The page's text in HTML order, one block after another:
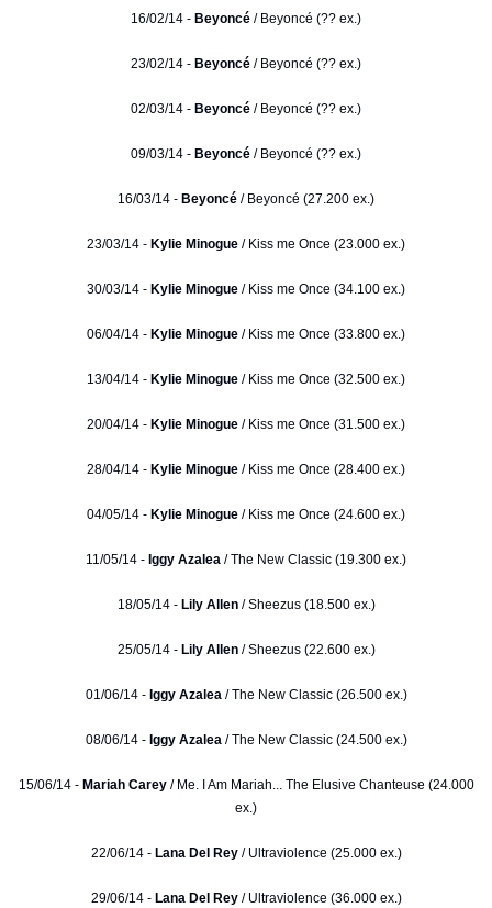
16/02/14 - Beyoncé / Beyoncé (?? ex.)
23/02/14 - Beyoncé / Beyoncé (?? ex.)
02/03/14 - Beyoncé / Beyoncé (?? ex.)
09/03/14 - Beyoncé / Beyoncé (?? ex.)
16/03/14 - Beyoncé / Beyoncé (27.200 ex.)
23/03/14 - Kylie Minogue / Kiss me Once (23.000 ex.)
30/03/14 - Kylie Minogue / Kiss me Once (34.100 ex.)
06/04/14 - Kylie Minogue / Kiss me Once (33.800 ex.)
13/04/14 - Kylie Minogue / Kiss me Once (32.500 ex.)
20/04/14 - Kylie Minogue / Kiss me Once (31.500 ex.)
28/04/14 - Kylie Minogue / Kiss me Once (28.400 ex.)
04/05/14 - Kylie Minogue / Kiss me Once (24.600 ex.)
11/05/14 - Iggy Azalea / The New Classic (19.300 ex.)
18/05/14 - Lily Allen/ Sheezus (18.500 ex.)
25/05/14 - Lily Allen/ Sheezus (22.600 ex.)
01/06/14 - Iggy Azalea/ The New Classic (26.500 ex.)
08/06/14 - Iggy Azalea/ The New Classic (24.500 ex.)
15/06/14 - Mariah Carey/ Me. I Am Mariah... The Elusive Chanteuse (24.000
ex.)
22/06/14 - Lana Del Rey/ Ultraviolence (25.000 ex.)
29/06/14 - Lana Del Rey / Ultraviolence (36.000 ex.)